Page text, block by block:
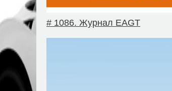
# 1086. Журнал EAGT